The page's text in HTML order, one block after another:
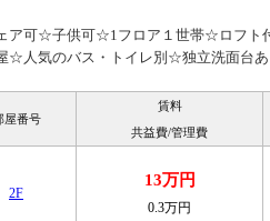
ア可☆子供可☆1フロア１世帯☆ロフト
☆人気のバス・トイレ別☆独立洗面台
屋番号
賃料
共益費/管理費
2F
13万円
0.3万円